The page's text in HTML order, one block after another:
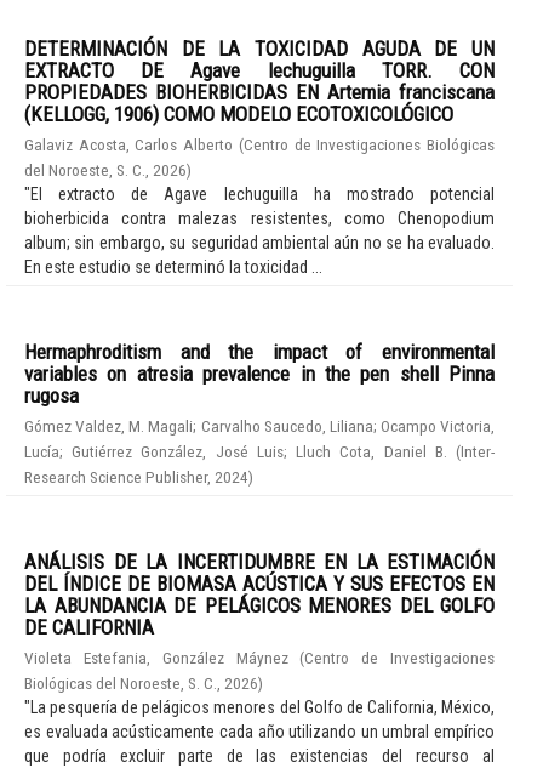
DETERMINACIÓN DE LA TOXICIDAD AGUDA DE UN
EXTRACTO DE Agave lechuguilla TORR. CON
PROPIEDADES BIOHERBICIDAS EN Artemia franciscana
(KELLOGG, 1906) COMO MODELO ECOTOXICOLÓGICO
Galaviz Acosta, Carlos Alberto (Centro de Investigaciones Biológicas
del Noroeste, S. C.
2026)
"El extracto de Agave lechuguilla ha mostrado potencial
bioherbicida contra malezas resistentes, como Chenopodium
album; sin embargo, su seguridad ambiental aún no se ha evaluado.
En este estudio se determinó la toxicidad ...
Hermaphroditism and the impact of environmental
variables on atresia prevalence in the pen shell Pinna
rugosa
Gómez Valdez, M. Magali; Carvalho Saucedo, Liliana; Ocampo Victoria,
Lucía;Gutiérrez González, José Luis;Lluch Cota, Daniel B. (Inter-
Research Science Publisher, 2024)
ANÁLISIS DE LA INCERTIDUMBRE EN LA ESTIMACIÓN
DEL ÍNDICE DE BIOMASA ACÚSTICA Y SUS EFECTOS EN
LA ABUNDANCIA DE PELÁGICOS MENORES DEL GOLFO
DE CALIFORNIA
Violeta Estefania, González Máynez (Centro de Investigaciones
Biológicas del Noroeste, S. C.
2026)
"La pesquería de pelágicos menores del Golfo de California, México,
es evaluada acústicamente cada año utilizando un umbral empírico
que podría excluir parte de las existencias del recurso al